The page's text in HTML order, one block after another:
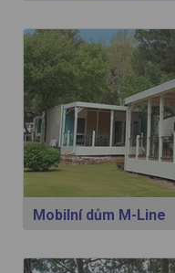
Mobilní dům M-Line